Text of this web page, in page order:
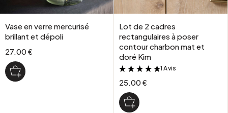
Vase en verre mercurisé
brillant et dépoli
27.00 €
Lot de 2 cadres
rectangulaires à poser
contour charbon mat et
doré Kim
&
1 Avis
25.00 €